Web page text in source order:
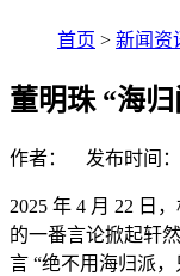
首页 > 新闻资
董明珠 “海
作者： 发布时间：
2025 年 4 月 22 日
的一番言论掀起轩
言 “绝不用海归派